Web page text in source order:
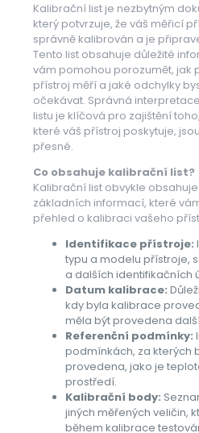
Kalibrační list je nezbytným
který potvrzuje, že váš měřicí
správně kalibrován a je
Tento list obsahuje důležité
vám pomohou porozumět, jak
přístroj měří a jaké odchylky
očekávat. Správná
listu je klíčová pro zajištění
které váš přístroj poskytuje,
přesné.
Co obsahuje kalibrační list?
Kalibrační list obvykle
základních informací, které
přehled o kalibraci vašeho
Identifikace přístroje:
typu a modelu přístroje,
a dalších identifikačních
Datum kalibrace:
kdy byla kalibrace
měla být provedena
Referenční podmínky:
podmínkách, za kterých
provedena, jako je
prostředí.
Kalibrační body:
jiných měřených veličin,
během kalibrace